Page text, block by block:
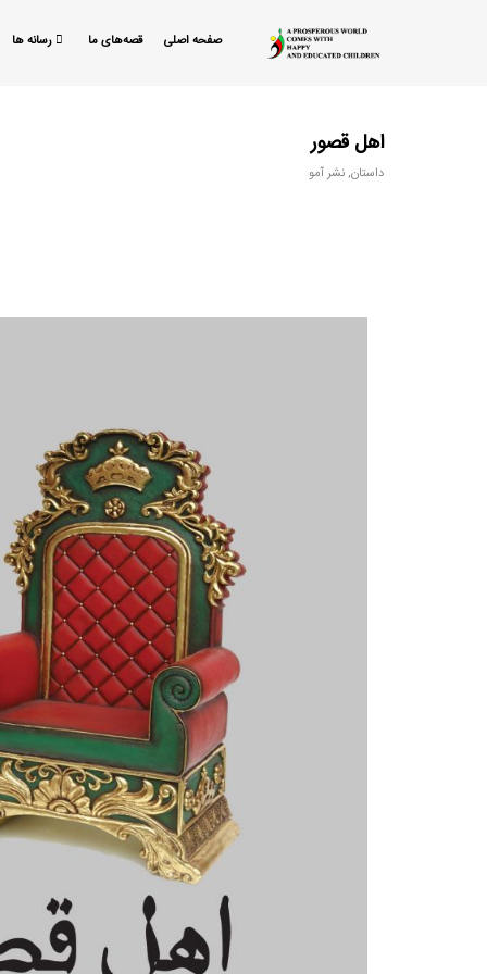
صفحه اصلی قصه‌های ما رسانه ها
اهل قصور
داستان,نشر آمو